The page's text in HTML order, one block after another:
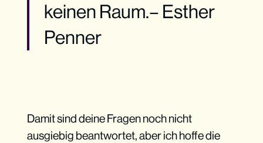
keinen Raum.– Esther
Penner
Damit sind deine Fragen noch nicht
ausgiebig beantwortet, aber ich hoffe die